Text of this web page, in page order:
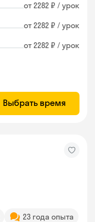
от 2282 ₽ / урок
от 2282 ₽ / урок
от 2282 ₽ / урок
Выбрать время
23 года опыта